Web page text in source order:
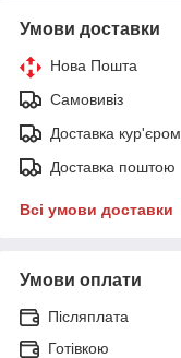
Умови доставки
Нова Пошта
Самовивіз
Доставка кур'єром
Доставка поштою
Всі умови доставки
Умови оплати
Післяплата
Готівкою